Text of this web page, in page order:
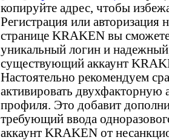
копируйте адрес, чтобы
Регистрация или
странице KRAKEN вы
уникальный логин и
существующий аккаунт
Настоятельно рекомендуем
активировать двухфакторную
профиля. Это добавит
требующий ввода
аккаунт KRAKEN от